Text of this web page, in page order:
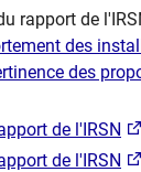
rapport de
des
des
de l'IRSN
de l'IRSN